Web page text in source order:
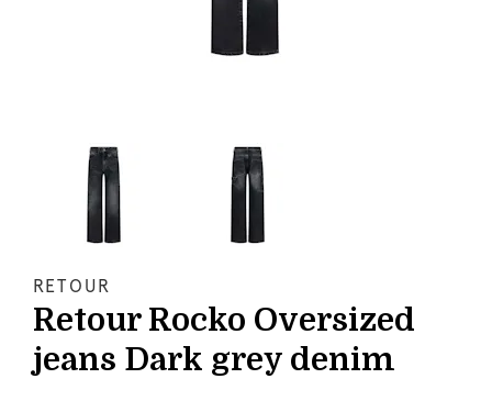
RETOUR
Retour Rocko Oversized
jeans Dark grey denim